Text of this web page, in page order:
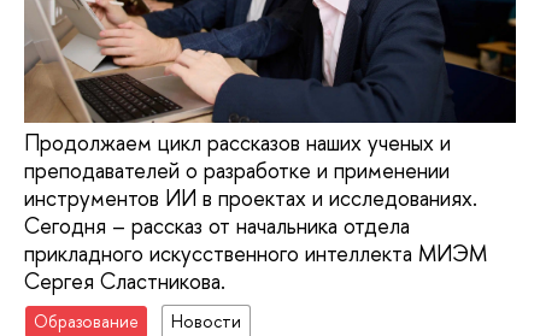
Продолжаем цикл рассказов наших ученых и
преподавателей о разработке и применении
инструментов ИИ в проектах и исследованиях.
Сегодня – рассказ от начальника отдела
прикладного искусственного интеллекта МИЭМ
Сергея Сластникова.
Образование
Новости